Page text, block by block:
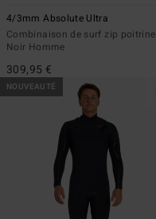
4/3mm Absolute Ultra
Combinaison de surf zip poitrine
Noir Homme
309,95 €
NOUVEAUTÉ